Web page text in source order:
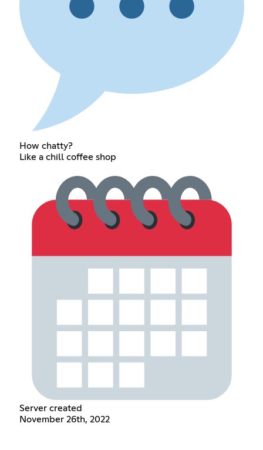
How chatty?
Like a chill coffee shop
Server created
November 26th, 2022